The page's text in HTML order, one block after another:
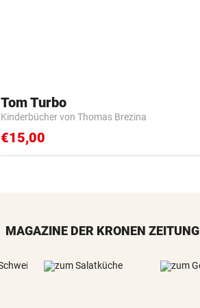
Tom Turbo
Kinderbücher von Thomas Brezina
€15,00
MAGAZINE DER KRONEN ZEITUNG